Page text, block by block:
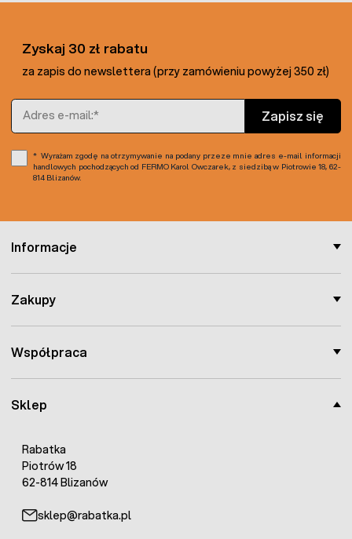
Sklep
Rabatka
Piotrów 18
62-814 Blizanów
sklep@rabatka.pl
Informacje
Zakupy
Współpraca
Zyskaj 30 zł rabatu
za zapis do newslettera (przy zamówieniu powyżej 350 zł)
Adres e-mail
Zapisz się
Wyrażam zgodę na otrzymywanie na podany przeze mnie adres e-mail informacji
handlowych pochodzących od FERMO Karol Owczarek, z siedzibą w Piotrowie 18, 62-
814 Blizanów.